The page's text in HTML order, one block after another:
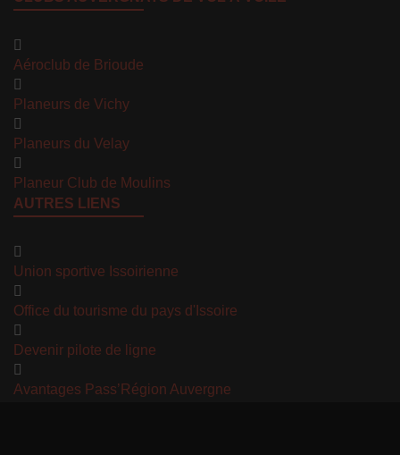
Aéroclub de Brioude
Planeurs de Vichy
Planeurs du Velay
Planeur Club de Moulins
AUTRES LIENS
Union sportive Issoirienne
Office du tourisme du pays d'Issoire
Devenir pilote de ligne
Avantages Pass’Région Auvergne